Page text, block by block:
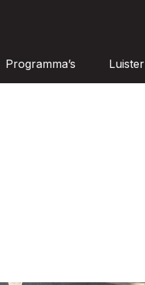
Programma’s Luister